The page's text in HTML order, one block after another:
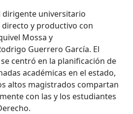
dirigente universitario
y productivo con
Mossa y
Guerrero García. El
centró en la planificación de
académicas en el estado,
altos magistrados compartan
con las y los estudiantes